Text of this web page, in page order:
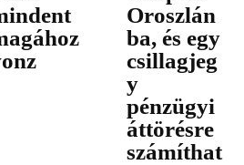
Oroszlán
ba, és egy
csillagjeg
y
pénzügyi
áttörésre
számíthat